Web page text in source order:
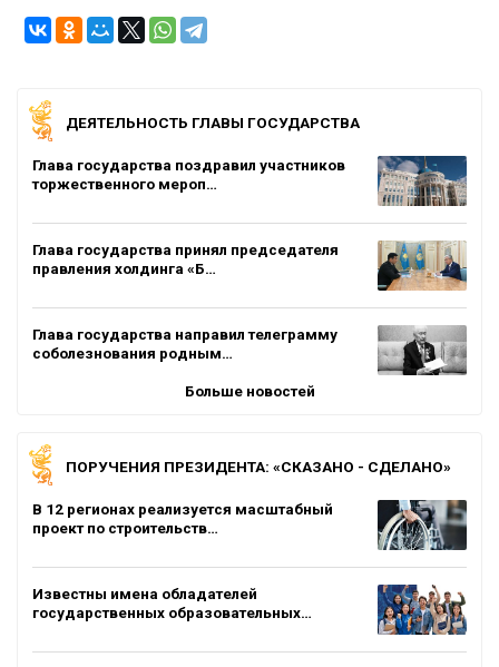
ДЕЯТЕЛЬНОСТЬ ГЛАВЫ ГОСУДАРСТВА
Глава государства поздравил участников
торжественного мероп…
Глава государства принял председателя
правления холдинга «Б…
Глава государства направил телеграмму
соболезнования родным…
Больше новостей
ПОРУЧЕНИЯ ПРЕЗИДЕНТА: «СКАЗАНО - СДЕЛАНО»
В 12 регионах реализуется масштабный
проект по строительств…
Известны имена обладателей
государственных образовательных…